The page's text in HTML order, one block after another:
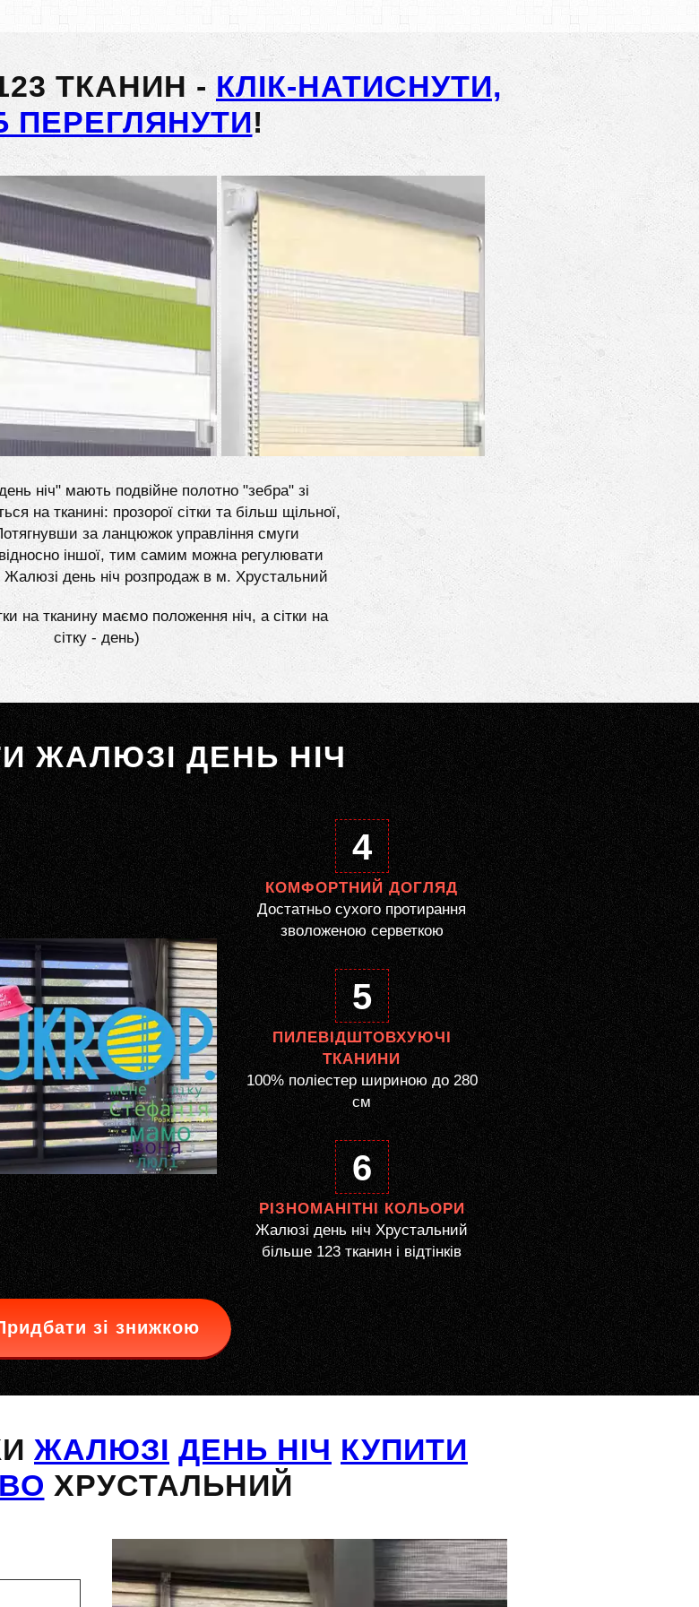
ТКАНИН - КЛІК-НАТИСНУТИ,
ПЕРЕГЛЯНУТИ!
ніч" мають подвійне полотно "зебра" зі
на тканині: прозорої сітки та більш щільної,
за ланцюжок управління смуги
іншої, тим самим можна регулювати
Жалюзі день ніч розпродаж в м. Хрустальний
на тканину маємо положення ніч, а сітки на
сітку - день)
ЖАЛЮЗІ ДЕНЬ НІЧ
4
КОМФОРТНИЙ ДОГЛЯД
Достатньо сухого протирання
зволоженою серветкою
5
ПИЛЕВІДШТОВХУЮЧІ
ТКАНИНИ
100% поліестер шириною до 280
см
6
РІЗНОМАНІТНІ КОЛЬОРИ
Жалюзі день ніч Хрустальний
більше 123 тканин і відтінків
зі знижкою
ЖАЛЮЗІ ДЕНЬ НІЧ КУПИТИ
ХРУСТАЛЬНИЙ